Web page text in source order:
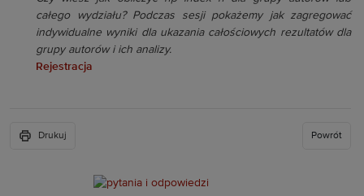
całego wydziału? Podczas sesji pokażemy jak zagregować
indywidualne wyniki dla ukazania całościowych rezultatów dla
grupy autorów i ich analizy.
Rejestracja
Drukuj Powrót